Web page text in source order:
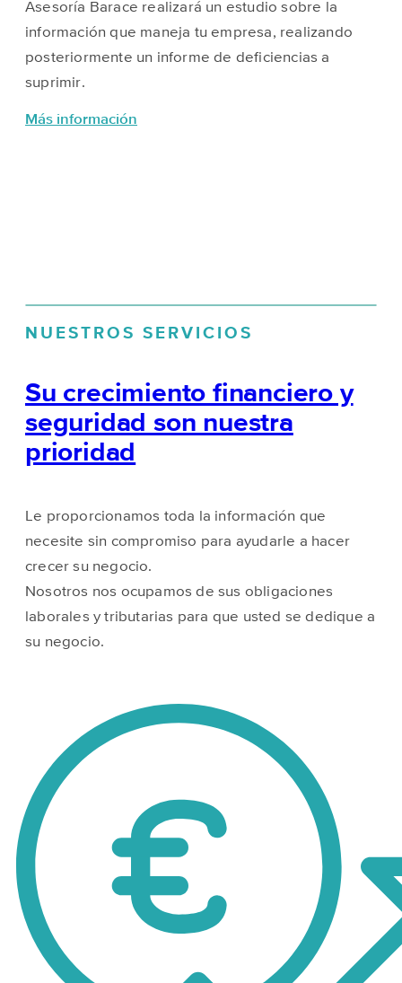
Asesoría Barace realizará un estudio sobre la
información que maneja tu empresa, realizando
posteriormente un informe de deficiencias a
suprimir.
Más información
NUESTROS SERVICIOS
Su crecimiento financiero y
seguridad son nuestra
prioridad
Le proporcionamos toda la información que
necesite sin compromiso para ayudarle a hacer
crecer su negocio.
Nosotros nos ocupamos de sus obligaciones
laborales y tributarias para que usted se dedique a
su negocio.